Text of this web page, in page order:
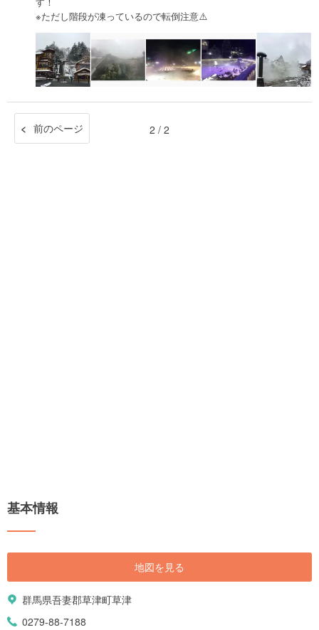
※ただし階段が凍っているので転倒注意⚠️
前のページ 2 / 2
基本情報
地図を見る
群馬県吾妻郡草津町草津
0279-88-7188